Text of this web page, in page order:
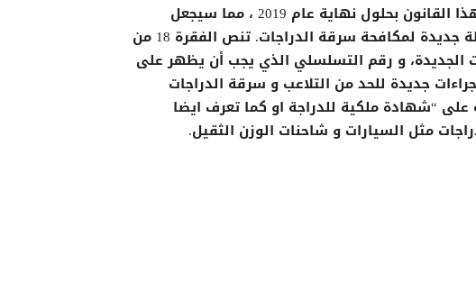
ووفقا للسلطات الفرنسية فينبغي اعتماد هذا القانون بحلول نهاية عام 2019 ، مما سيجعل
التدبير فعالا في عام 2020. وسيكون كوسيلة جديدة لمكافحة سرقة الدراجات. تنص الفقرة 18 من
الجديدة، و رقم التسلسلي الذي يجب أن يظهر على
جديدة للحد من التلاعب و سرقة الدراجات
“شهادة ملكية للدراجة او كما تعرف ايضا
مثل السيارات و شاحنات الوزن الثقيل.